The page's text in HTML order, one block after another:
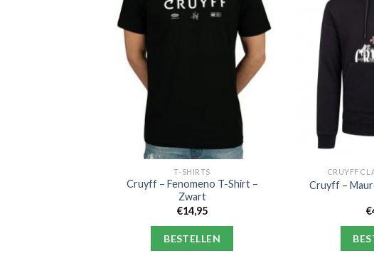
T-SHIRTS
Cruyff – Fenomeno T-Shirt –
Zwart
€14,95
BESTELLEN
CRUYFF
Cruyff –
€